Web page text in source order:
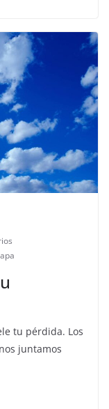
tu pérdida. Los
juntamos